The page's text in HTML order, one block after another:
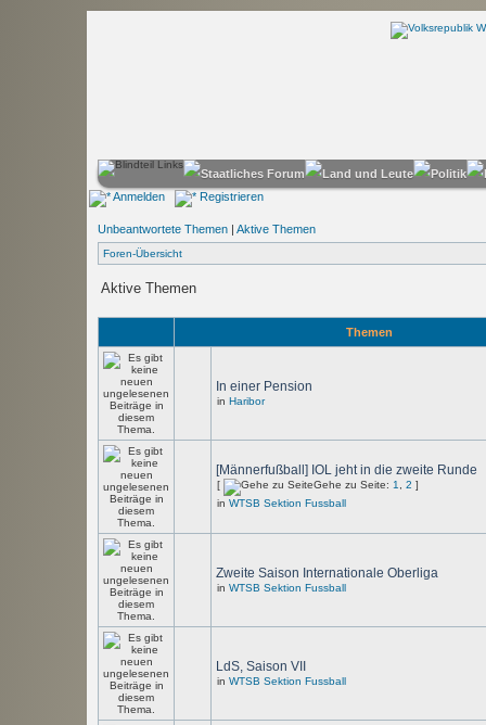
Anmelden Registrieren
Unbeantwortete Themen | Aktive Themen
Foren-Übersicht
Aktive Themen
Themen
In einer Pension
in Haribor
[Männerfußball] IOL jeht in die zweite Runde
[ Gehe zu Seite: 1 2 ]
in WTSB Sektion Fussball
Zweite Saison Internationale Oberliga
in WTSB Sektion Fussball
LdS, Saison VII
in WTSB Sektion Fussball